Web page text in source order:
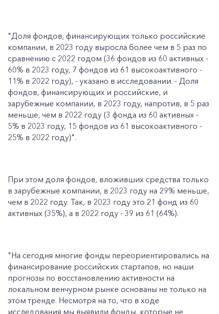
"Доля фондов, финансирующих только российские
компании, в 2023 году выросла более чем в 5 раз по
сравнению с 2022 годом (36 фондов из 60 активных -
60% в 2023 году, 7 фондов из 61 высокоактивного -
11% в 2022 году), - указано в исследовании. - Доля
фондов, финансирующих и российские, и
зарубежные компании, в 2023 году, напротив, в 5 раз
меньше, чем в 2022 году (3 фонда из 60 активных -
5% в 2023 году, 15 фондов из 61 высокоактивного -
25% в 2022 году)".
При этом доля фондов, вложивших средства только
в зарубежные компании, в 2023 году на 29% меньше,
чем в 2022 году. Так, в 2023 году это 21 фонд из 60
активных (35%), а в 2022 году - 39 из 61 (64%).
"На сегодня многие фонды переориентировались на
финансирование российских стартапов, но наши
прогнозы по восстановлению активности на
локальном венчурном рынке основаны не только на
этом тренде. Несмотря на то, что в ходе
исследования мы выявили фонды, которые не